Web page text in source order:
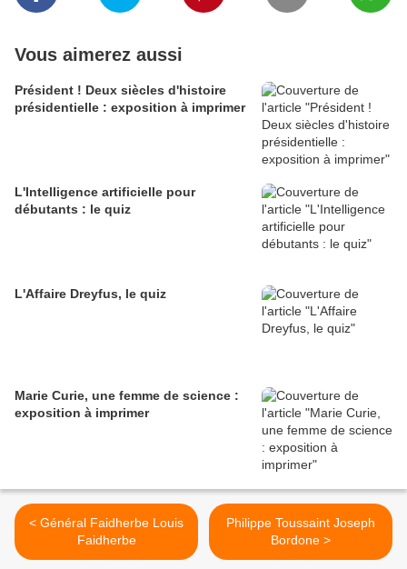
Vous aimerez aussi
Président ! Deux siècles d'histoire
présidentielle : exposition à imprimer
L'Intelligence artificielle pour
débutants : le quiz
L'Affaire Dreyfus, le quiz
Marie Curie, une femme de science :
exposition à imprimer
< Général Faidherbe Louis
Faidherbe
Philippe Toussaint Joseph
Bordone >